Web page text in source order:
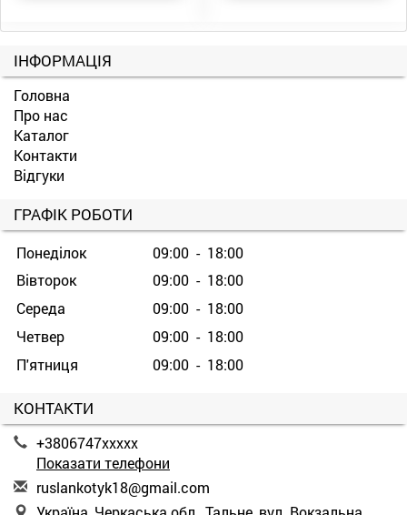
ІНФОРМАЦІЯ
Головна
Про нас
Каталог
Контакти
Відгуки
ГРАФІК РОБОТИ
Понеділок
09:00 - 18:00
Вівторок
09:00 - 18:00
Середа
09:00 - 18:00
Четвер
09:00 - 18:00
П'ятниця
09:00 - 18:00
КОНТАКТИ
+3806747xxxxx
Показати телефони
ruslankotyk18@gmail.com